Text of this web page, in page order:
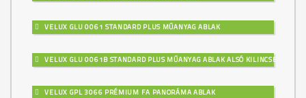
VELUX GLU 0061 STANDARD PLUS MŰANYAG ABLAK
VELUX GLU 0061B STANDARD PLUS MŰANYAG ABLAK ALSÓ KILINCSES
VELUX GPL 3066 PRÉMIUM FA PANORÁMA ABLAK